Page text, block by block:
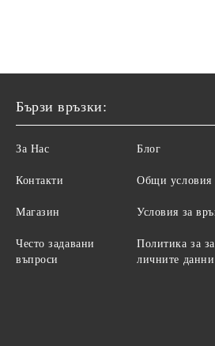
Бързи връзки:
За Нас
Контакти
Магазин
Често задавани
въпроси
Блог
Общи условия
Условия за
Политика за
личните данни